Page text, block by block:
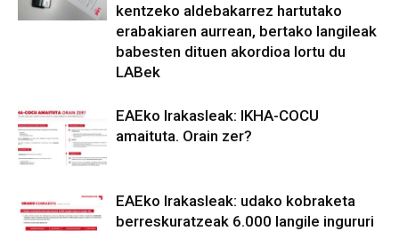
kentzeko aldebakarrez hartutako
erabakiaren aurrean, bertako langileak
babesten dituen akordioa lortu du
LABek
EAEko Irakasleak: IKHA-COCU
amaituta. Orain zer?
EAEko Irakasleak: udako kobraketa
berreskuratzeak 6.000 langile ingururi